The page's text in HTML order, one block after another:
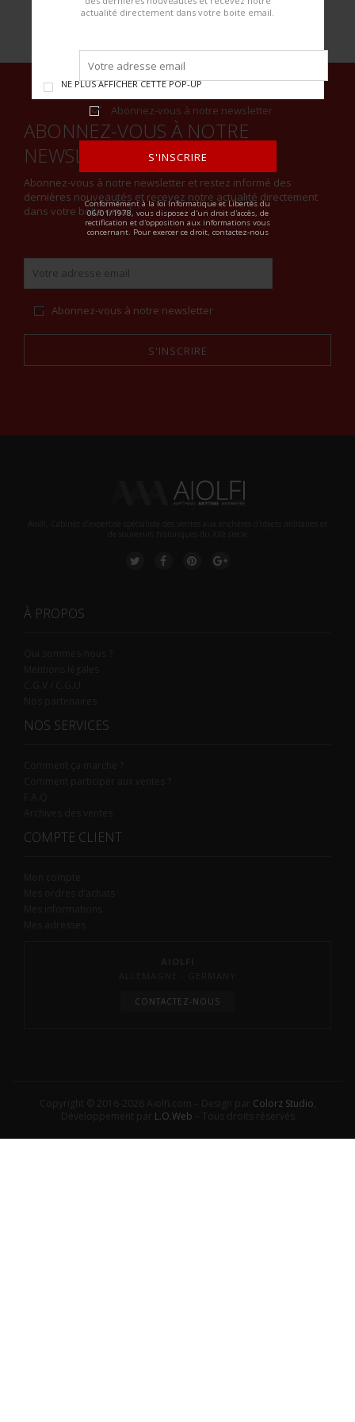
actualité directement dans votre boite email.
Abonnez-vous à notre newsletter
S'INSCRIRE
ALTERNATIVE:
Conformément à la loi Informatique et Libertés du
06/01/1978, vous disposez d'un droit d'accès, de
rectification et d'opposition aux informations vous
concernant. Pour exercer ce droit, contactez-nous
NE PLUS AFFICHER CETTE POP-UP
ABONNEZ-VOUS À NOTRE
NEWSLETTER
Abonnez-vous à notre newsletter et restez informé des
dernières nouveautés et recevez notre actualité directement
dans votre boite email.
Abonnez-vous à notre newsletter
S'INSCRIRE
À PROPOS
NOS SERVICES
COMPTE CLIENT
CONTACTEZ-NOUS
Colorz Studio
L.O.Web